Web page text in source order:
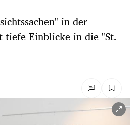
in der
tiefe Einblicke in die "St.
schließen